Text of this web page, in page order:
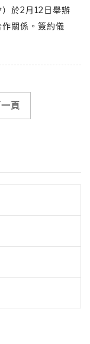
於2月12日舉辦
關係。簽約儀
頁